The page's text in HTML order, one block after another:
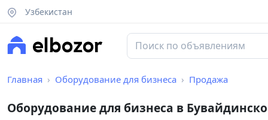
Узбекистан
Главная Оборудование для бизнеса Продажа
Оборудование для бизнеса в